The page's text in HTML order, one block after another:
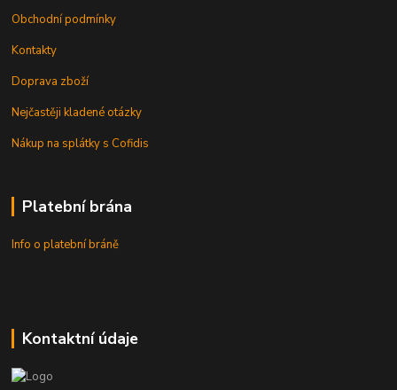
Obchodní podmínky
Kontakty
Doprava zboží
Nejčastěji kladené otázky
Nákup na splátky s Cofidis
Platební brána
Info o platební bráně
Kontaktní údaje